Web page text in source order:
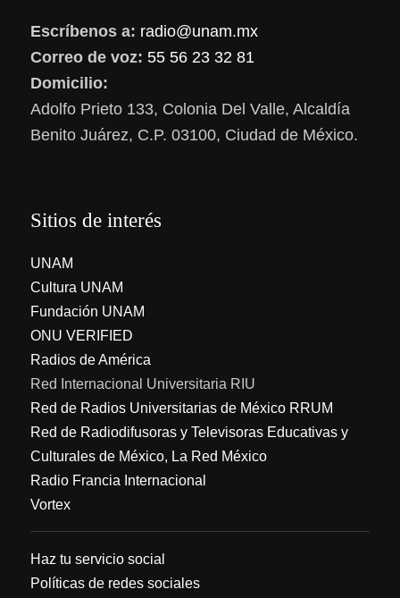
Escríbenos a: radio@unam.mx
Correo de voz: 55 56 23 32 81
Domicilio:
Adolfo Prieto 133, Colonia Del Valle, Alcaldía
Benito Juárez, C.P. 03100, Ciudad de México.
Sitios de interés
UNAM
Cultura UNAM
Fundación UNAM
ONU VERIFIED
Radios de América
Red Internacional Universitaria RIU
Red de Radios Universitarias de México RRUM
Red de Radiodifusoras y Televisoras Educativas y
Culturales de México, La Red México
Radio Francia Internacional
Vortex
Haz tu servicio social
Políticas de redes sociales